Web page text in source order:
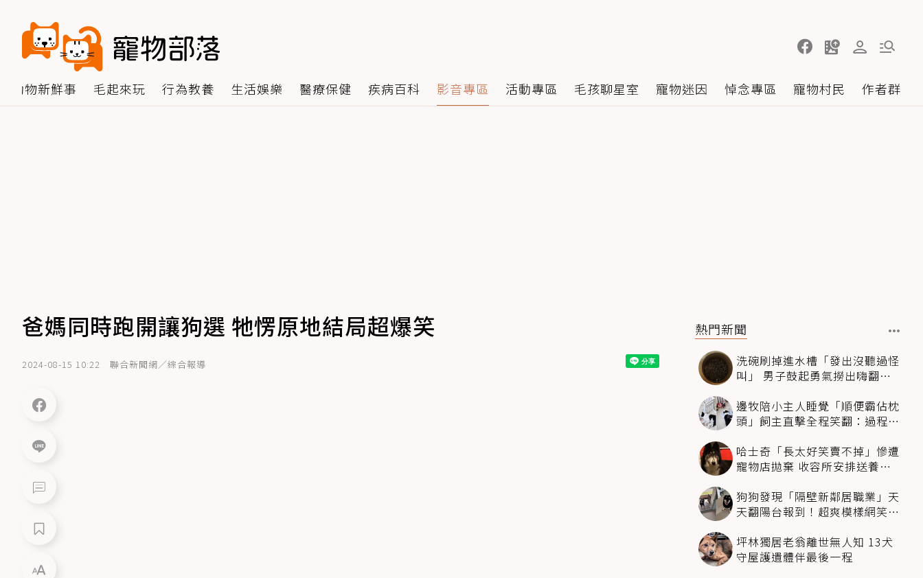
動物新鮮事 毛起來玩 行為教養 生活娛樂 醫療保健 疾病百科 影音專區 活動專區 毛孩聊星室 寵物迷因 悼念專區 寵物村民 作者群
爸媽同時跑開讓狗選 牠愣原地結局超爆笑
2024-08-15 10:22 聯合新聞網／綜合報導
熱門新聞
洗碗刷掉進水槽「發出沒聽過怪
叫」 男子鼓起勇氣撈出嗨翻：
邊牧陪小主人睡覺「順便霸佔枕
頭」飼主直擊全程笑翻：過程絲
哈士奇「長太好笑賣不掉」慘遭
寵物店拋棄 收容所安排送養活
狗狗發現「隔壁新鄰居職業」天
天翻陽台報到！超爽模樣網笑
坪林獨居老翁離世無人知 13犬
守屋護遺體伴最後一程